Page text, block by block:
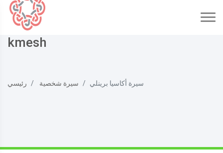
kmesh
رئيسي سيرة شخصية سيرة أكاسيا برينلي